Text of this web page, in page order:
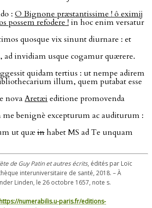
: O Bignone præstantissime ! ô eximĳ
possem refodere !in hoc enim versatur
quosque vix sinunt diurnare : et
ad invidiam usque cogamur quærere.
quidam tertius : ut nempe adirem
illum, quem putabat esse
novaAretæi editione promovenda
benignè excepturum ac auditurum :
ut quæinhabet MS ad Te unquam
de Guy Patin et autres écrits, édités par Loïc
interuniversitaire de santé, 2018. – À
Linden, le 26 octobre 1657, note s.
https://numerabilis.u-paris.fr/editions-